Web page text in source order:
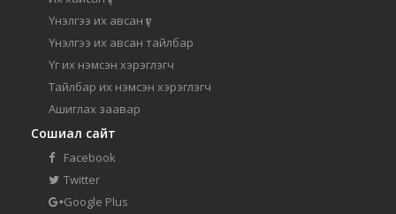
Үнэлгээ их авсан үг
Үнэлгээ их авсан тайлбар
Үг их нэмсэн хэрэглэгч
Тайлбар их нэмсэн хэрэглэгч
Ашиглах заавар
Сошиал сайт
Facebook
Twitter
Google Plus